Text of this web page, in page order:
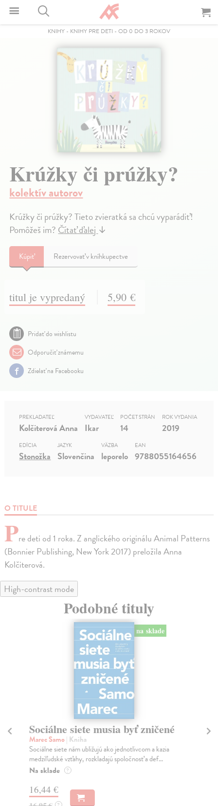
KNIHY - KNIHY PRE DETI - OD 0 DO 3 ROKOV
Krúžky či prúžky?
kolektív autorov
Krúžky či prúžky? Tieto zvieratká sa chcú vyparádiť!
Pomôžeš im? Čítať ďalej ↓
Kúpiť Rezervovať v kníhkupectve
titul je vypredaný 5,90 €
Pridať do wishlistu
Odporučiť známemu
Zdielať na Facebooku
O TITULE
Pre deti od 1 roka. Z anglického originálu Animal Patterns
(Bonnier Publishing, New York 2017) preložila Anna
Kolčiterová.
PREKLADATEĽ
Kolčiterová Anna
VYDAVATEĽ
Ikar
POČET STRÁN
14
ROK VYDANIA
2019
EDÍCIA
Stonožka
JAZYK
Slovenčina
VÄZBA
leporelo
EAN
9788055164656
High-contrast mode
Podobné tituly
na sklade
Sociálne siete musia byť zničené
Marec Samo| Kniha
Sociálne siete nám ubližujú ako jednotlivcom a kazia
medziľudské vzťahy, rozkladajú spoločnosť a def...
Na sklade ?
16,44 €